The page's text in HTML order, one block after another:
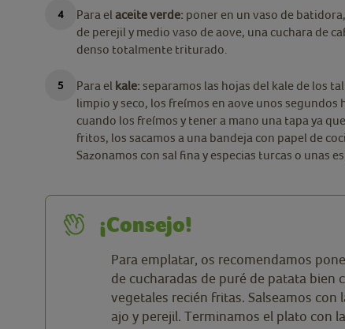
Para el aceite verde: poner en un vaso de
de perejil y medio vaso de aove, una cuchara de
denso totalmente triturado.
Para el kale: separamos las hojas del kale de los
limpio y seco, los freímos en aove unos
cuando los freímos y tener a mano una tapa ya
fritos, los sacamos a una bandeja con papel de
Sazonamos con sal fina y especias turcas o unas
¡Consejo!
Para emplatar, os recomendamos
de cucharadas de puré de patata bien
vegetales recién fritas. Salseamos con
ajo y perejil. Terminamos el plato con